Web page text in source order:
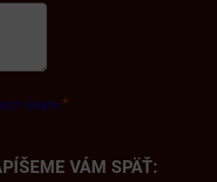
údajov *
VÁM SPÄŤ: